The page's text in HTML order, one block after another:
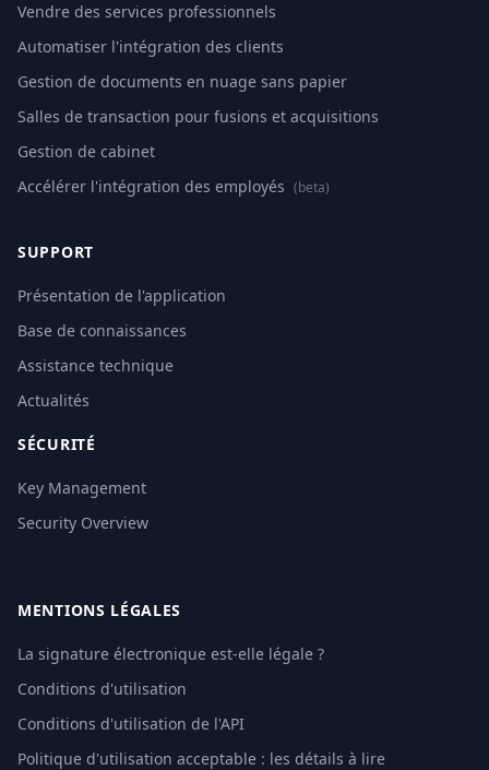
Vendre des services professionnels
Automatiser l'intégration des clients
Gestion de documents en nuage sans papier
Salles de transaction pour fusions et acquisitions
Gestion de cabinet
Accélérer l'intégration des employés (beta)
SUPPORT
Présentation de l'application
Base de connaissances
Assistance technique
Actualités
SÉCURITÉ
Key Management
Security Overview
MENTIONS LÉGALES
La signature électronique est-elle légale ?
Conditions d'utilisation
Conditions d'utilisation de l'API
Politique d'utilisation acceptable : les détails à lire